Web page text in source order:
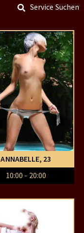
Service Suchen
ANNABELLE, 23
10:00 - 20:00